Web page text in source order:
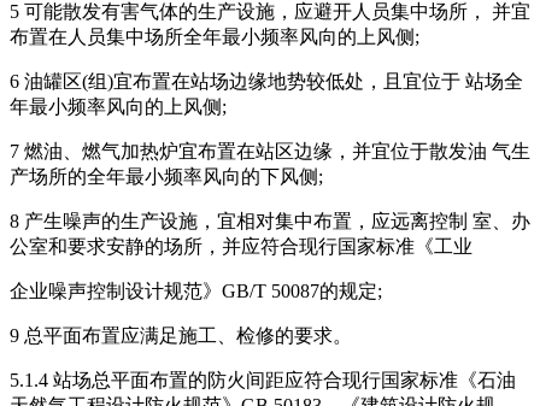
5 可能散发有害气体的生产设施，应避开人员集中场所， 并宜
布置在人员集中场所全年最小频率风向的上风侧;
6 油罐区(组)宜布置在站场边缘地势较低处，且宜位于 站场全
年最小频率风向的上风侧;
7 燃油、燃气加热炉宜布置在站区边缘，并宜位于散发油 气生
产场所的全年最小频率风向的下风侧;
8 产生噪声的生产设施，宜相对集中布置，应远离控制 室、办
公室和要求安静的场所，并应符合现行国家标准《工业
企业噪声控制设计规范》GB/T 50087的规定;
9 总平面布置应满足施工、检修的要求。
5.1.4 站场总平面布置的防火间距应符合现行国家标准《石油